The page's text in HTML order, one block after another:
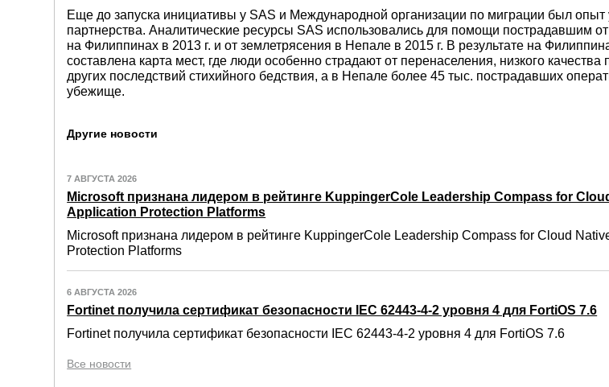
Еще до запуска инициативы у SAS и Международной организации по миграции был опыт
партнерства. Аналитические ресурсы SAS использовались для помощи пострадавшим
на Филиппинах в 2013 г. и от землетрясения в Непале в 2015 г. В результате на
составлена карта мест, где люди особенно страдают от перенаселения, низкого качества
других последствий стихийного бедствия, а в Непале более 45 тыс. пострадавших
убежище.
Другие новости
7 АВГУСТА 2026
Microsoft признана лидером в рейтинге KuppingerCole Leadership Compass for
Application Protection Platforms
Microsoft признана лидером в рейтинге KuppingerCole Leadership Compass for Cloud
Protection Platforms
6 АВГУСТА 2026
Fortinet получила сертификат безопасности IEC 62443-4-2 уровня 4 для FortiOS 7.6
Fortinet получила сертификат безопасности IEC 62443-4-2 уровня 4 для FortiOS 7.6
Все новости